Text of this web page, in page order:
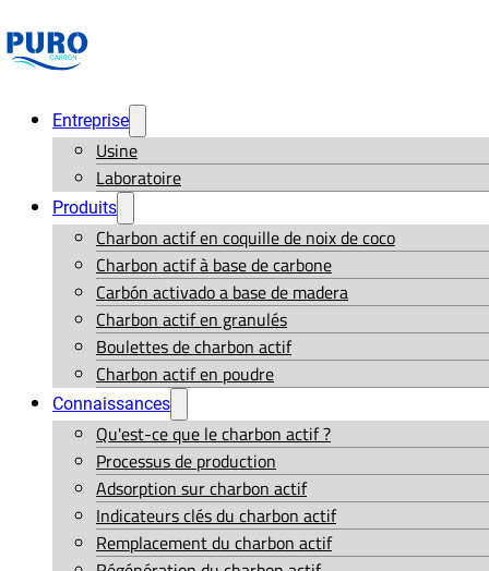
Entreprise
Usine
Laboratoire
Produits
Charbon actif en coquille de noix de coco
Charbon actif à base de carbone
Carbón activado a base de madera
Charbon actif en granulés
Boulettes de charbon actif
Charbon actif en poudre
Connaissances
Qu'est-ce que le charbon actif ?
Processus de production
Adsorption sur charbon actif
Indicateurs clés du charbon actif
Remplacement du charbon actif